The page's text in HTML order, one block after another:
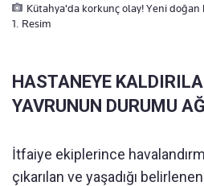
Kütahya'da korkunç olay! Yeni
1. Resim
HASTANEYE
YAVRUNUN DURUMU
İtfaiye ekiplerince
çıkarılan ve yaşadığı